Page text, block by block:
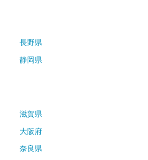
長野県
静岡県
滋賀県
大阪府
奈良県